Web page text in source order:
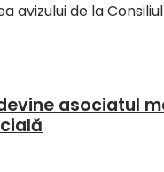
de la
asociatul